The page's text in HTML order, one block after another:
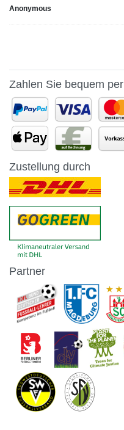
Anonymous
Zahlen Sie bequem per
Zustellung durch
Partner